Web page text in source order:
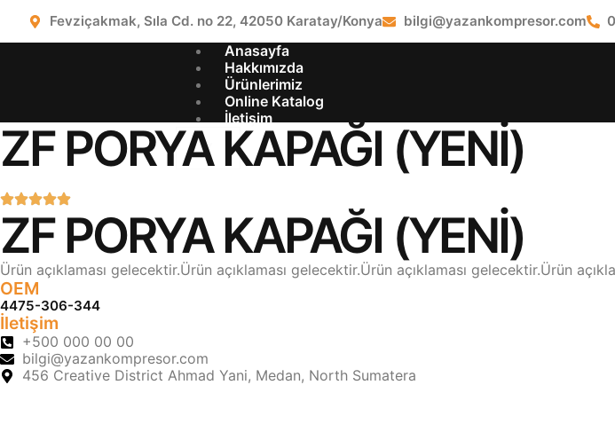
Fevziçakmak, Sıla Cd. no 22, 42050 Karatay/Konya bilgi@yazankompresor.com
Anasayfa
Hakkımızda
Ürünlerimiz
Online Katalog
İletişim
X
ZF PORYA KAPAĞI (YENİ)
ZF PORYA KAPAĞI (YENİ)
Ürün açıklaması gelecektir.Ürün açıklaması gelecektir.Ürün açıklaması gelecektir.Ürün
OEM
4475-306-344
İletişim
+500 000 00 00
bilgi@yazankompresor.com
456 Creative District Ahmad Yani, Medan, North Sumatera